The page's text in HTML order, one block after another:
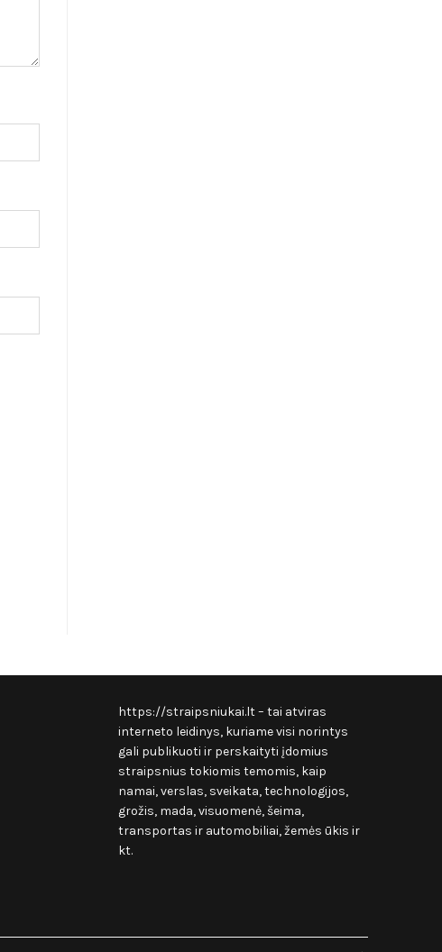
https://straipsniukai.lt– tai atviras
interneto leidinys, kuriame visi norintys
gali publikuoti ir perskaityti įdomius
straipsnius tokiomis temomis, kaip
namai, verslas, sveikata, technologijos,
grožis, mada, visuomenė, šeima,
transportas ir automobiliai, žemės ūkis ir
kt.